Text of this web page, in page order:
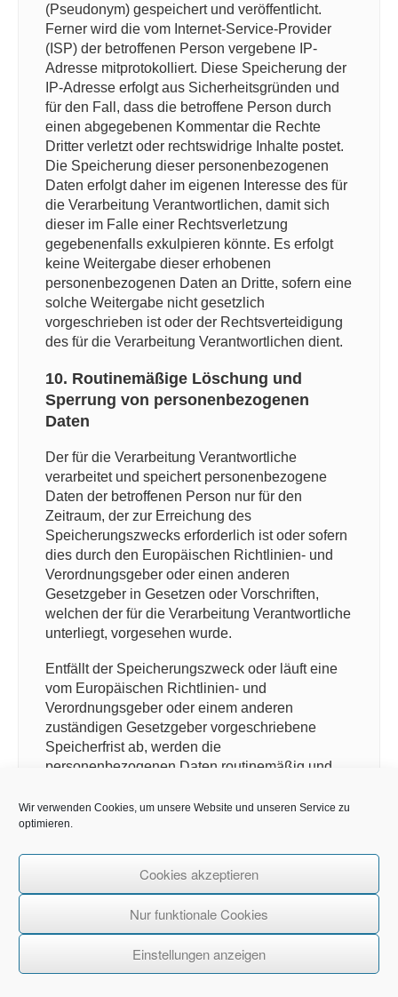
Wir verwenden Cookies, um unsere Website und unseren Service zu
optimieren.
Cookies akzeptieren
Nur funktionale Cookies
Einstellungen anzeigen
(Pseudonym) gespeichert und veröffentlicht.
Ferner wird die vom Internet-Service-Provider
(ISP) der betroffenen Person vergebene IP-
Adresse mitprotokolliert. Diese Speicherung der
IP-Adresse erfolgt aus Sicherheitsgründen und
für den Fall, dass die betroffene Person durch
einen abgegebenen Kommentar die Rechte
Dritter verletzt oder rechtswidrige Inhalte postet.
Die Speicherung dieser personenbezogenen
Daten erfolgt daher im eigenen Interesse des für
die Verarbeitung Verantwortlichen, damit sich
dieser im Falle einer Rechtsverletzung
gegebenenfalls exkulpieren könnte. Es erfolgt
keine Weitergabe dieser erhobenen
personenbezogenen Daten an Dritte, sofern eine
solche Weitergabe nicht gesetzlich
vorgeschrieben ist oder der Rechtsverteidigung
des für die Verarbeitung Verantwortlichen dient.
10. Routinemäßige Löschung und
Sperrung von personenbezogenen
Daten
Der für die Verarbeitung Verantwortliche
verarbeitet und speichert personenbezogene
Daten der betroffenen Person nur für den
Zeitraum, der zur Erreichung des
Speicherungszwecks erforderlich ist oder sofern
dies durch den Europäischen Richtlinien- und
Verordnungsgeber oder einen anderen
Gesetzgeber in Gesetzen oder Vorschriften,
welchen der für die Verarbeitung Verantwortliche
unterliegt, vorgesehen wurde.
Entfällt der Speicherungszweck oder läuft eine
vom Europäischen Richtlinien- und
Verordnungsgeber oder einem anderen
zuständigen Gesetzgeber vorgeschriebene
Speicherfrist ab, werden die
personenbezogenen Daten routinemäßig und
gesperrt oder gelöscht.
a) Recht auf Bestätigung
Jede betroffene Person hat das vom
Europäischen Richtlinien- und
Verordnungsgeber eingeräumte Recht, von
dem für die Verarbeitung Verantwortlichen